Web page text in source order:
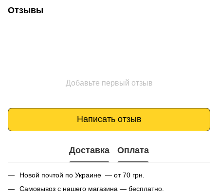
Отзывы
Добавьте первый отзыв
Написать отзыв
Доставка Оплата
Новой почтой по Украине — от 70 грн.
Самовывоз с нашего магазина — бесплатно.